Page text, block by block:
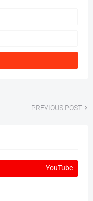
PREVIOUS POST
YouTube